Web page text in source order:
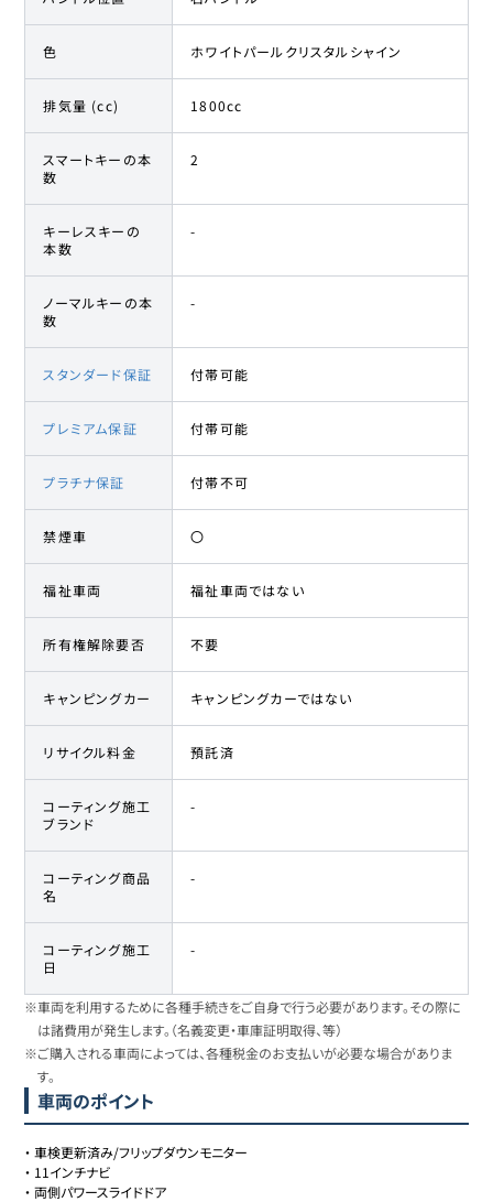
色 ホワイトパールクリスタルシャイン
排気量 (cc) 1800cc
スマートキーの本
数
2
キーレスキーの
本数
-
ノーマルキーの本
数
-
スタンダード保証 付帯可能
プレミアム保証 付帯可能
プラチナ保証 付帯不可
禁煙車 〇
福祉車両 福祉車両ではない
所有権解除要否 不要
キャンピングカー キャンピングカーではない
リサイクル料金 預託済
コーティング施工
ブランド
-
コーティング商品
名
-
コーティング施工
日
-
※車両を利用するために各種手続きをご自身で行う必要があります。その際に
は諸費用が発生します。（名義変更・車庫証明取得、等）
※ご購入される車両によっては、各種税金のお支払いが必要な場合がありま
す。
車両のポイント
・車検更新済み/フリップダウンモニター
・ 11インチナビ
・両側パワースライドドア